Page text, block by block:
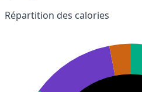
Répartition des calories